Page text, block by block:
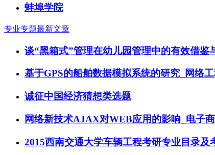
蚌埠学院
专业专题最新文章
谈“黑箱式”管理在幼儿园管理中的有效借鉴
基于GPS的船舶数据模拟系统的研究_网络
诚征中国经济猜想类选题
网络新技术AJAX对WEB应用的影响_电子
2015西南交通大学车辆工程考研专业目录及